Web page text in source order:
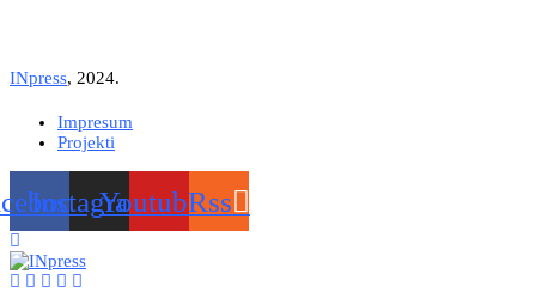
INpress, 2024.
Impresum
Projekti
InstagramYoutubeRss